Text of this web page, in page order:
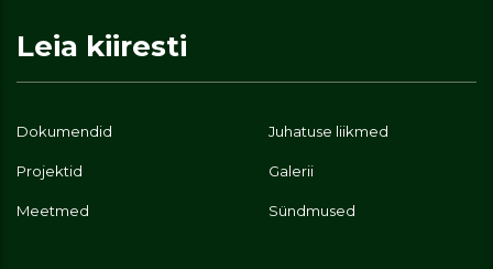
Leia kiiresti
Dokumendid Juhatuse liikmed
Projektid Galerii
Meetmed Sündmused